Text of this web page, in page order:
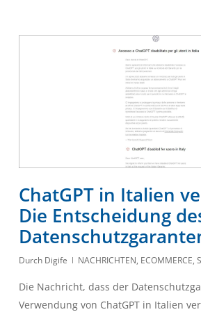
ChatGPT in Italien
Die Entscheidung
Durch Digife NACHRICHTEN, ECOMMERCE,
Die Nachricht, dass der
Verwendung von ChatGPT in Italien